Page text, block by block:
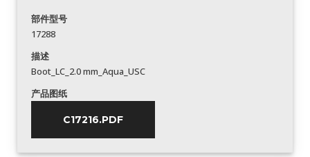
部件型号
17288
描述
Boot_LC_2.0 mm_Aqua_USC
产品图纸
C17216.PDF